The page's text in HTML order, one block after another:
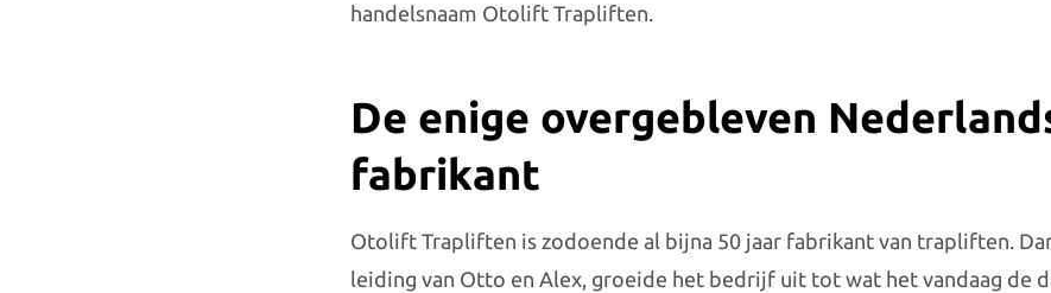
handelsnaam Otolift Trapliften.
De enige overgebleven
fabrikant
Otolift Trapliften is zodoende al bijna 50 jaar fabrikant van trapliften.
leiding van Otto en Alex, groeide het bedrijf uit tot wat het vandaag de